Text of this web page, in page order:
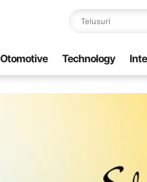
Otomotive Technology